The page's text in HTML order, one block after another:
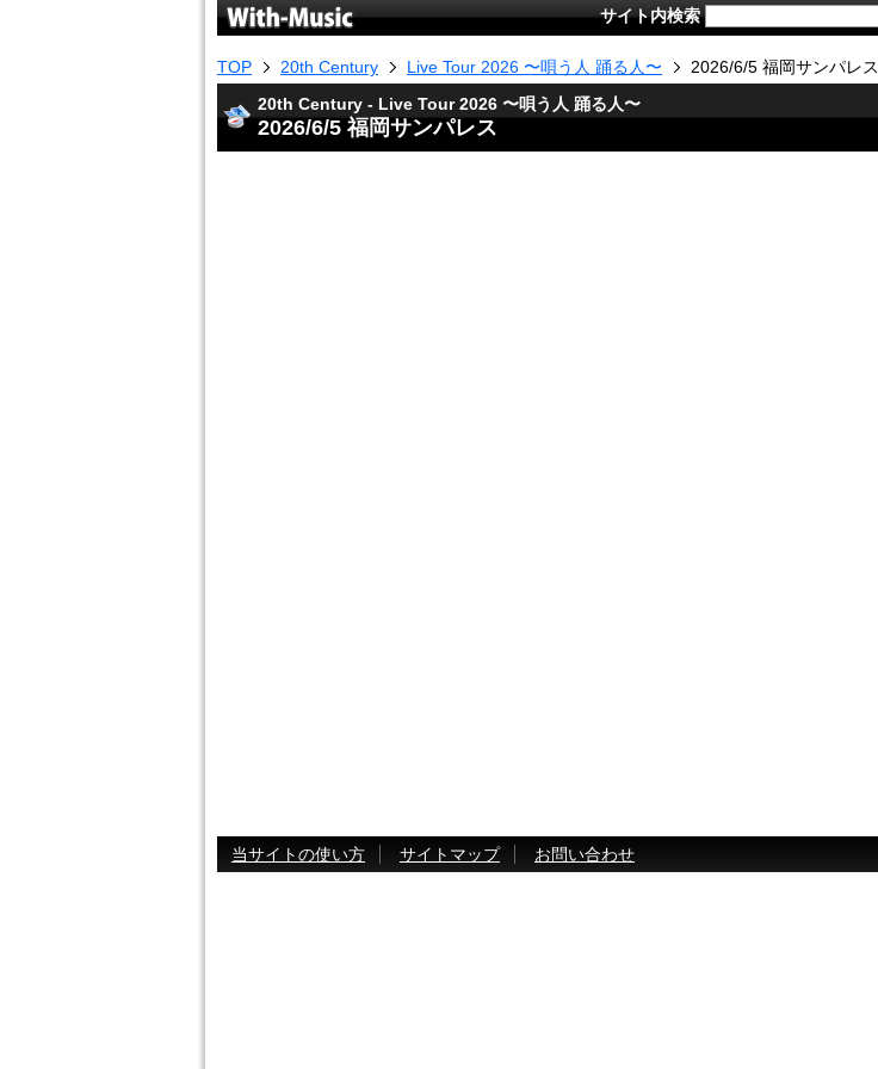
サイト内検索
TOP 20th Century Live Tour 2026 〜唄う人 踊る人〜
2026/6/5 福岡サンパレス
20th Century - Live Tour 2026 〜唄う人 踊る人〜
2026/6/5 福岡サンパレス
当サイトの使い方 サイトマップ お問い合わせ